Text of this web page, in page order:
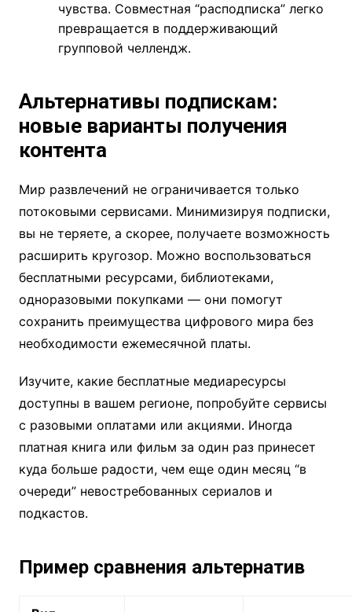
чувства. Совместная “расподписка” легко
превращается в поддерживающий
групповой челлендж.
Альтернативы подпискам:
новые варианты получения
контента
Мир развлечений не ограничивается только
потоковыми сервисами. Минимизируя подписки,
вы не теряете, а скорее, получаете возможность
расширить кругозор. Можно воспользоваться
бесплатными ресурсами, библиотеками,
одноразовыми покупками — они помогут
сохранить преимущества цифрового мира без
необходимости ежемесячной платы.
Изучите, какие бесплатные медиаресурсы
доступны в вашем регионе, попробуйте сервисы
с разовыми оплатами или акциями. Иногда
платная книга или фильм за один раз принесет
куда больше радости, чем еще один месяц “в
очереди” невостребованных сериалов и
подкастов.
Пример сравнения альтернатив